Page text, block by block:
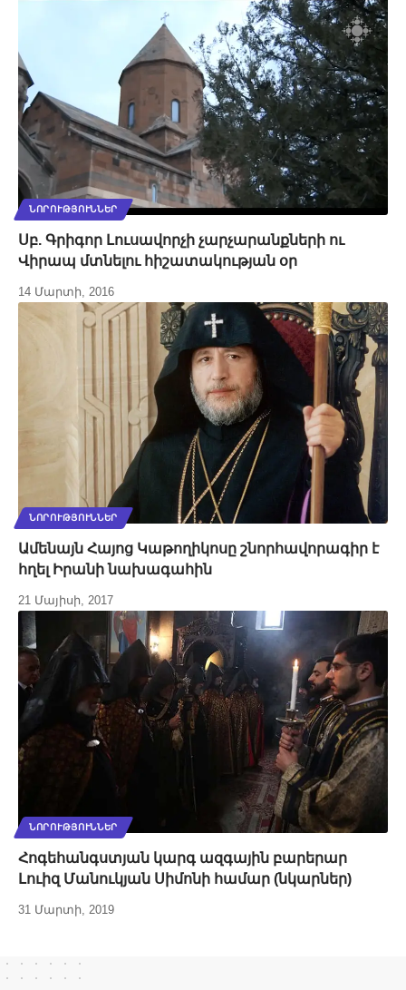
ՆՈՐՈՒԹՅՈՒՆՆԵՐ
Սբ. Գրիգոր Լուսավորչի չարչարանքների ու
Վիրապ մտնելու հիշատակության օր
14 Մարտի, 2016
ՆՈՐՈՒԹՅՈՒՆՆԵՐ
Ամենայն Հայոց Կաթողիկոսը շնորհավորագիր է
հղել Իրանի նախագահին
21 Մայիսի, 2017
ՆՈՐՈՒԹՅՈՒՆՆԵՐ
Հոգեհանգստյան կարգ ազգային բարերար
Լուիզ Մանուկյան Սիմոնի համար (նկարներ)
31 Մարտի, 2019